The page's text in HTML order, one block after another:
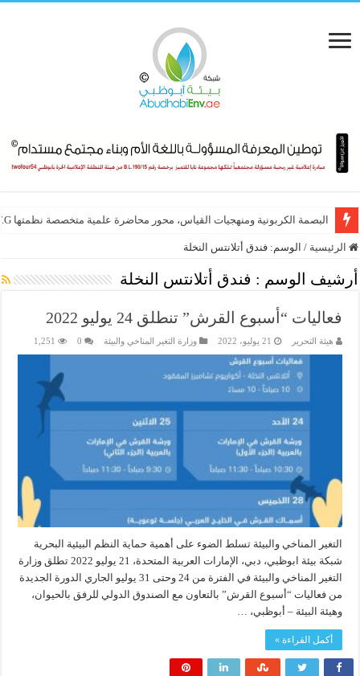
البصمة الكربونية ومنهجيات القياس، محور محاضرة علمية متخصصة نظمتها E.T.G
الرئيسية / الوسم: فندق أتلانتس النخلة
أرشيف الوسم : فندق أتلانتس النخلة
فعاليات “أسبوع القرش” تنطلق 24 يوليو 2022
هيئة التحرير 21 يوليو، 2022 وزارة التغير المناخي والبيئة 0
1,251
التغير المناخي والبيئة تسلط الضوء على أهمية حماية النظم البيئية البحرية
شبكة بيئة ابوظبي، دبي، الإمارات العربية المتحدة، 21 يوليو 2022 تطلق وزارة
التغير المناخي والبيئة في الفترة من 24 وحتى 31 يوليو الجاري الدورة الجديدة
من فعاليات “أسبوع القرش” بالتعاون مع الصندوق الدولي للرفق بالحيوان،
وهيئة البيئة – أبوظبي، …
أكمل القراءة »